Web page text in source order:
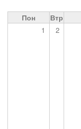
Пон Втр
1
2